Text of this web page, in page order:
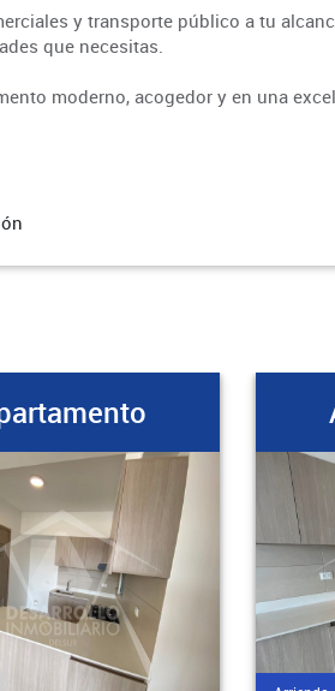
y transporte público a tu
que necesitas.
moderno, acogedor y en una